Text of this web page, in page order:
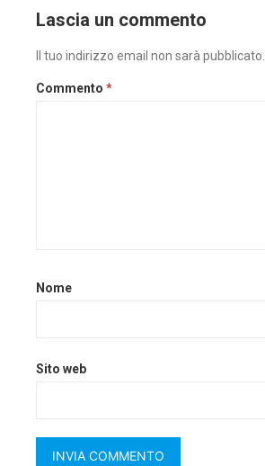
Lascia un commento
Il tuo indirizzo email non sarà pubblicato.
Commento*
Nome
Sito web